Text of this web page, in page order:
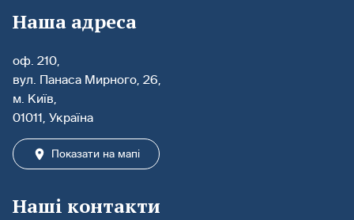
Наша адреса
оф. 210,
вул. Панаса Мирного, 26,
м. Київ,
01011, Україна
Показати на мапі
Наші контакти